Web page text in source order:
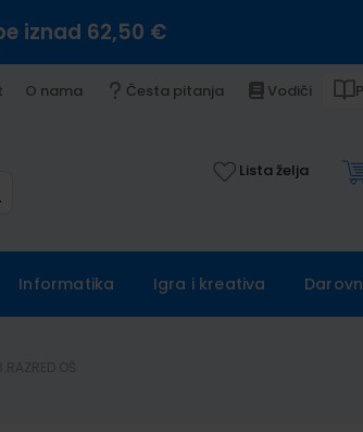
iznad 62,50 €
O nama Česta pitanja Vodiči
Lista želja
Informatika Igra i kreativa